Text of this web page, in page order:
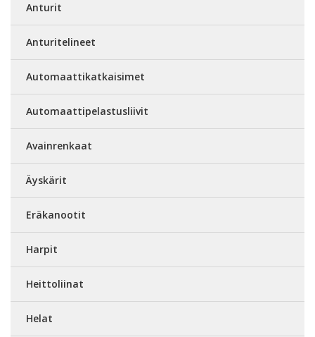
Anturit
Anturitelineet
Automaattikatkaisimet
Automaattipelastusliivit
Avainrenkaat
Äyskärit
Eräkanootit
Harpit
Heittoliinat
Helat